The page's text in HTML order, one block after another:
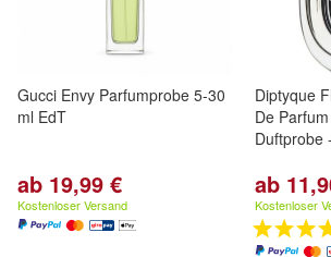
Gucci Envy Parfumprobe 5-30
ml EdT
ab 19,99 €
Kostenloser Versand
Diptyque
De
Duftprobe
ab
Kostenloser